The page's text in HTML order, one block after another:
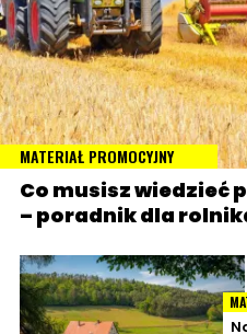
MATERIAŁ PROMOCYJNY
Co musisz wiedzieć
– poradnik dla